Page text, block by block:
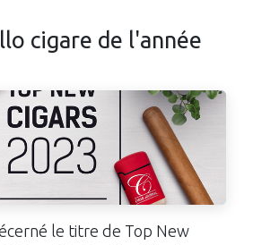
cigare de l'année
le titre de Top New